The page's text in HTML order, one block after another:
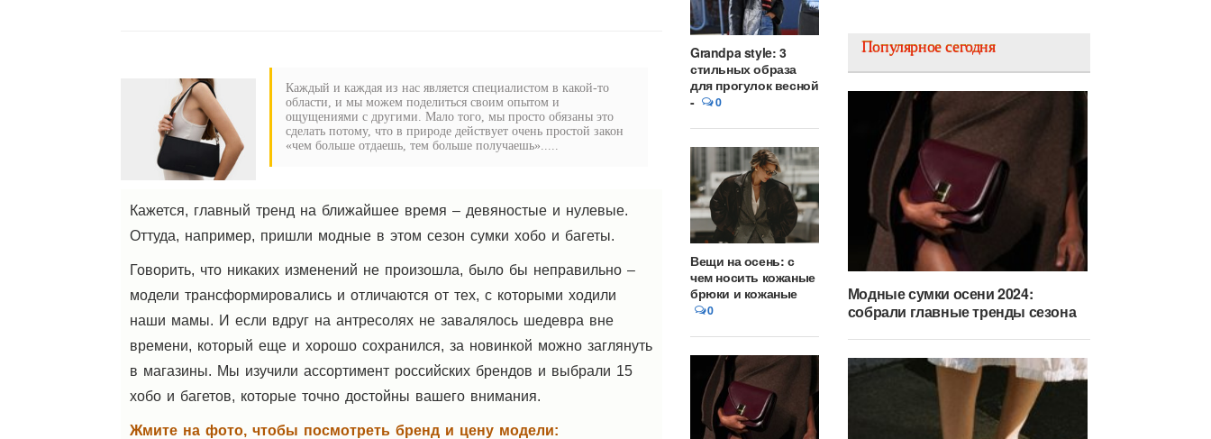
Каждый и каждая из нас является специалистом в какой-то
области, и мы можем поделиться своим опытом и
ощущениями с другими. Мало того, мы просто обязаны это
сделать потому, что в природе действует очень простой закон
«чем больше отдаешь, тем больше получаешь».....
Кажется, главный тренд на ближайшее время – девяностые и нулевые.
Оттуда, например, пришли модные в этом сезон сумки хобо и багеты.
Говорить, что никаких изменений не произошла, было бы неправильно –
модели трансформировались и отличаются от тех, с которыми ходили
наши мамы. И если вдруг на антресолях не завалялось шедевра вне
времени, который еще и хорошо сохранился, за новинкой можно заглянуть
в магазины. Мы изучили ассортимент российских брендов и выбрали 15
хобо и багетов, которые точно достойны вашего внимания.
Жмите на фото, чтобы посмотреть бренд и цену модели:
Grandpa style: 3
стильных образа
для прогулок весной
-
0
Вещи на осень: с
чем носить кожаные
брюки и кожаные
0
Популярное сегодня
Модные сумки осени 2024:
собрали главные тренды сезона